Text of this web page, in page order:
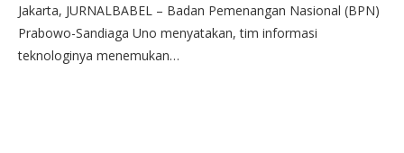
Jakarta, JURNALBABEL – Badan Pemenangan Nasional (BPN)
Prabowo-Sandiaga Uno menyatakan, tim informasi
teknologinya menemukan…